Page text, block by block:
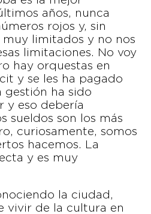
años, nunca
rojos y, sin
limitados y no nos
limitaciones. No voy
hay orquestas en
y se les ha pagado
gestión ha sido
y eso debería
sueldos son los más
curiosamente, somos
hacemos. La
y es muy
la ciudad,
vivir de la cultura en